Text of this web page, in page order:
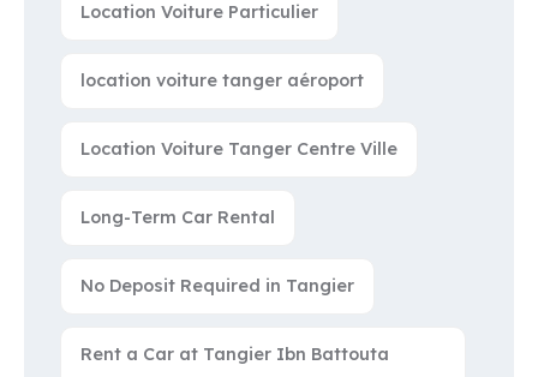
Location Voiture Particulier
location voiture tanger aéroport
Location Voiture Tanger Centre Ville
Long-Term Car Rental
No Deposit Required in Tangier
Rent a Car at Tangier Ibn Battouta